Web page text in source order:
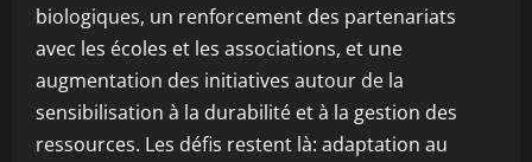
biologiques, un renforcement des partenariats
avec les écoles et les associations, et une
augmentation des initiatives autour de la
sensibilisation à la durabilité et à la gestion des
ressources. Les défis restent là: adaptation au